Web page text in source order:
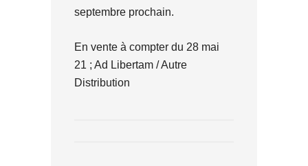
septembre prochain.
En vente à compter du 28 mai
21 ; Ad Libertam / Autre
Distribution